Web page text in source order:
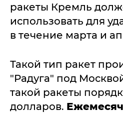
ракеты Кремль
использовать для
в течение марта и
Такой тип ракет
"Радуга" под
такой ракеты
долларов.